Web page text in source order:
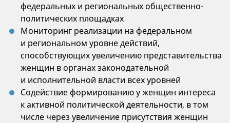
федеральных и региональных общественно-
политических площадках
Мониторинг реализации на федеральном
и региональном уровне действий,
способствующих увеличению представительства
женщин в органах законодательной
и исполнительной власти всех уровней
Содействие формированию у женщин интереса
к активной политической деятельности, в том
числе через увеличение присутствия женщин